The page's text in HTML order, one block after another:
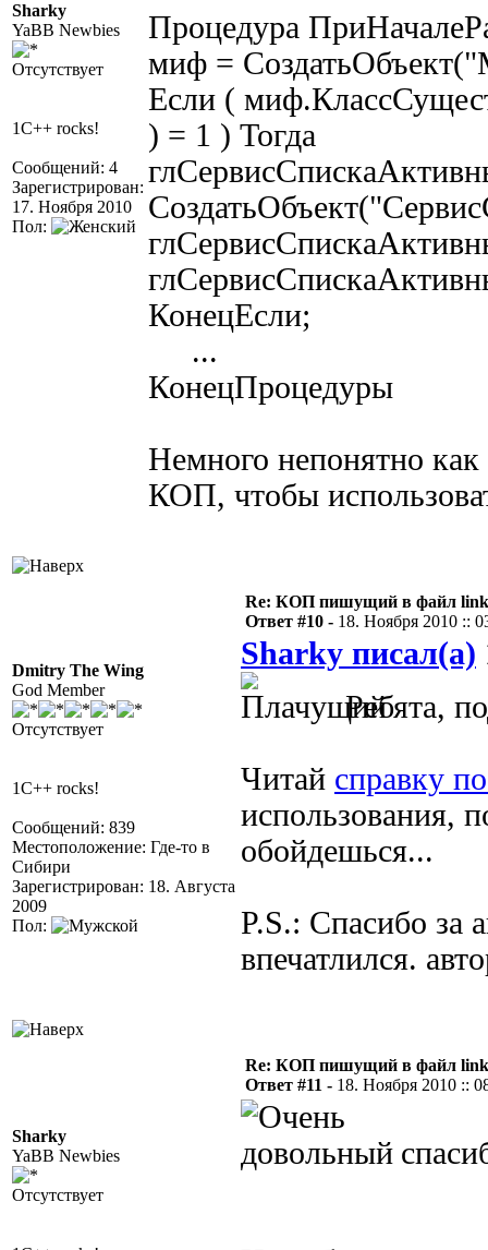
Sharky
YaBB Newbies
Отсутствует
1C++ rocks!
Сообщений: 4
Зарегистрирован:
17. Ноября 2010
Пол:
Процедура
миф =
Если (
) = 1 ) Тогда
КонецЕсли;
...
КонецПроцедуры
Немного непонятно
КОП, чтобы
Dmitry The Wing
God Member
Отсутствует
1C++ rocks!
Сообщений: 839
Местоположение: Где-то в
Сибири
Зарегистрирован: 18. Августа
2009
Пол:
Re: КОП пишущий в файл
Ответ #10 - 18. Ноября 2010 ::
Sharky писал(а)
Ребята,
Читай справку
использования,
обойдешься...
P.S.: Спасибо за
впечатлился.
Sharky
YaBB Newbies
Отсутствует
Re: КОП пишущий в файл
Ответ #11 - 18. Ноября 2010 ::